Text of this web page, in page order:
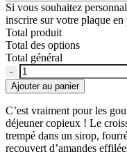
Si vous souhaitez
inscrire sur votre plaque
Total produit
Total des options
Total général
Quantité
Ajouter au panier
C’est vraiment pour les
déjeuner copieux ! Le
trempé dans un sirop,
recouvert d’amandes